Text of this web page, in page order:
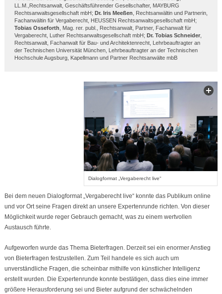
LL.M.,Rechtsanwalt, Geschäftsführender Gesellschafter, MAYBURG
Rechtsanwaltsgesellschaft mbH; Dr. Iris Meeßen , Rechtsanwältin und Partnerin,
Fachanwältin für Vergaberecht, HEUSSEN Rechtsanwaltsgesellschaft mbH;
Tobias Osseforth , Mag. rer. publ., Rechtsanwalt, Partner, Fachanwalt für
Vergaberecht, Luther Rechtsanwaltsgesellschaft mbH; Dr. Tobias Schneider,
Rechtsanwalt, Fachanwalt für Bau- und Architektenrecht, Lehrbeauftragter an
der Technischen Universität München, Lehrbeauftragter an der Technischen
Hochschule Augsburg, Kapellmann und Partner Rechtsanwälte mbB
Dialogformat „Vergaberecht live“
Bei dem neuen Dialogformat „Vergaberecht live“ konnte das Publikum online
und vor Ort seine Fragen direkt an unsere Expertenrunde richten. Von dieser
Möglichkeit wurde reger Gebrauch gemacht, was zu einem wertvollen
Austausch führte.
Aufgeworfen wurde das Thema Bieterfragen. Derzeit sei ein enormer Anstieg
von Bieterfragen festzustellen. Zum Teil handele es sich auch um
unverständliche Fragen, die scheinbar mithilfe von künstlicher Intelligenz
erstellt wurden. Die Expertenrunde konnte bestätigen, dass dies eine immer
größere Herausforderung sei und Bieter aufgrund der schwächelnden